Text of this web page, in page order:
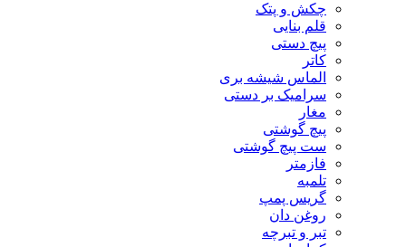
چکش و پتک
قلم بنایی
پیچ دستی
کاتر
الماس شیشه بری
سرامیک بر دستی
مغار
پیچ گوشتی
ست پیچ گوشتی
فازمتر
تلمبه
گریس پمپ
روغن دان
تبر و تبرچه